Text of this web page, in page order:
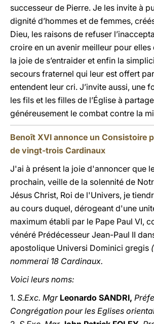
successeur de Pierre. Je les invite à
dignité d’hommes et de femmes,
Dieu, les raisons de refuser
croire en un avenir meilleur pour elles
la joie de s’entraider et enfin la
secours fraternel qui leur est offert
entendent leur cri. J’invite aussi, une
les fils et les filles de l’Église à
généreusement le combat contre la
Benoît XVI annonce un Consistoire
de vingt-trois Cardinaux
J'ai à présent la joie d'annoncer que
prochain, veille de la solennité de
Jésus Christ, Roi de l'Univers, je
au cours duquel, dérogeant d'une
maximum établi par le Pape Paul VI,
vénéré Prédécesseur Jean-Paul II
apostolique Universi Dominici gregis
nommerai 18 Cardinaux.
Voici leurs noms:
1. S.Exc. Mgr Leonardo SANDRI,
Congrégation pour les Eglises